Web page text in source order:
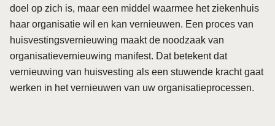
doel op zich is, maar een middel waarmee het ziekenhuis
haar organisatie wil en kan vernieuwen. Een proces van
huisvestingsvernieuwing maakt de noodzaak van
organisatievernieuwing manifest. Dat betekent dat
vernieuwing van huisvesting als een stuwende kracht gaat
werken in het vernieuwen van uw organisatieprocessen.